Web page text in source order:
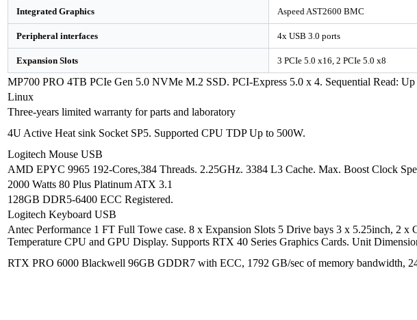
Integrated Graphics Aspeed AST2600 BMC
Peripheral interfaces 4x USB 3.0 ports
Expansion Slots 3 PCIe 5.0 x16, 2 PCIe 5.0 x8
MP700 PRO 4TB PCIe Gen 5.0 NVMe M.2 SSD. PCI-Express 5.0 x 4. Sequential Read:
Linux
Three-years limited warranty for parts and laboratory
4U Active Heat sink Socket SP5. Supported CPU TDP Up to 500W.
Logitech Mouse USB
AMD EPYC 9965 192-Cores,384 Threads. 2.25GHz. 3384 L3 Cache. Max. Boost Clock
2000 Watts 80 Plus Platinum ATX 3.1
128GB DDR5-6400 ECC Registered.
Logitech Keyboard USB
Antec Performance 1 FT Full Towe case. 8 x Expansion Slots 5 Drive bays 3 x 5.25inch, 2
Temperature CPU and GPU Display. Supports RTX 40 Series Graphics Cards. Unit
RTX PRO 6000 Blackwell 96GB GDDR7 with ECC, 1792 GB/sec of memory bandwidth,